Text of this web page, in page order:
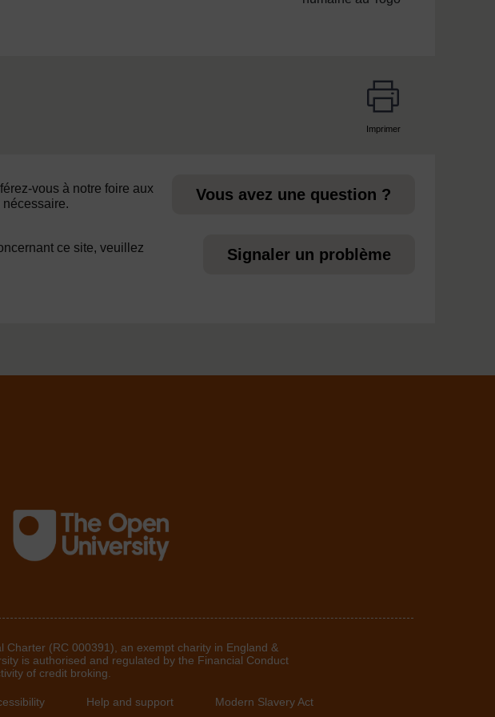
Imprimer
vous à notre foire aux
Vous avez une question ?
ce site, veuillez
Signaler un problème
(RC 000391), an exempt charity in England &
is authorised and regulated by the Financial Conduct
of credit broking.
Help and support Modern Slavery Act